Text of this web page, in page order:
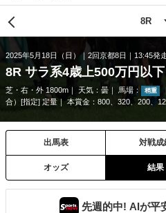
2025年5月18日（日） 2回京都8日 13:45発
8R サラ系4歳上500万円以下
芝・右・外 1800m 天気： 曇 馬場： 稍重
合）[指定] 定量
本賞金：800、320、200、
出馬表 対戦成
オッズ 結果
先週的中! AIが平